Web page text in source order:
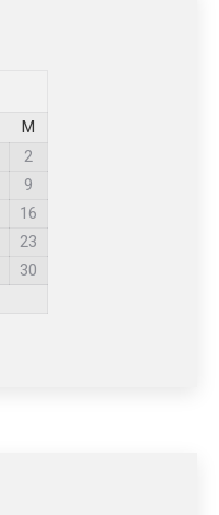
M
2
9
16
23
30